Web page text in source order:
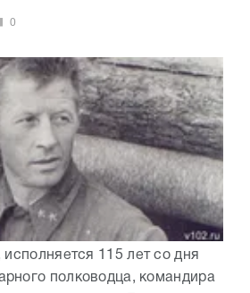
0
115 лет со дня
полководца, командира